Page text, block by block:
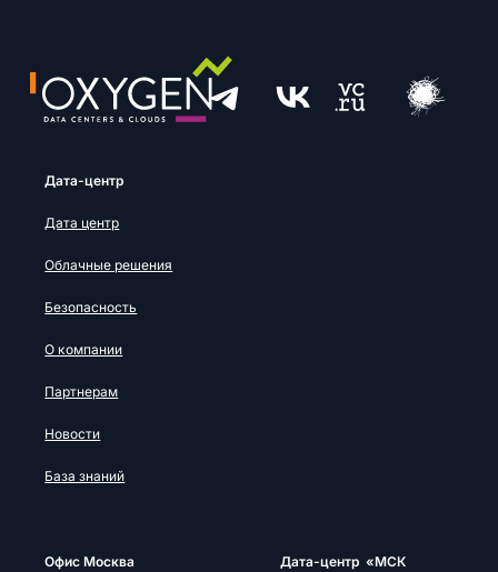
Дата-центр
Дата центр
Облачные решения
Безопасность
О компании
Партнерам
Новости
База знаний
Офис Москва
Дата-центр «МСК